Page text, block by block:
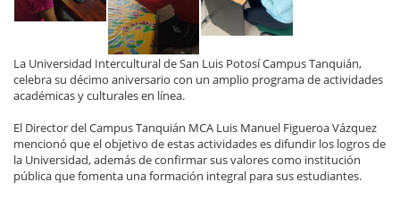
La Universidad Intercultural de San Luis Potosí Campus Tanquián,
celebra su décimo aniversario con un amplio programa de actividades
académicas y culturales en línea.
El Director del Campus Tanquián MCA Luis Manuel Figueroa Vázquez
mencionó que el objetivo de estas actividades es difundir los logros de
la Universidad, además de confirmar sus valores como institución
pública que fomenta una formación integral para sus estudiantes.